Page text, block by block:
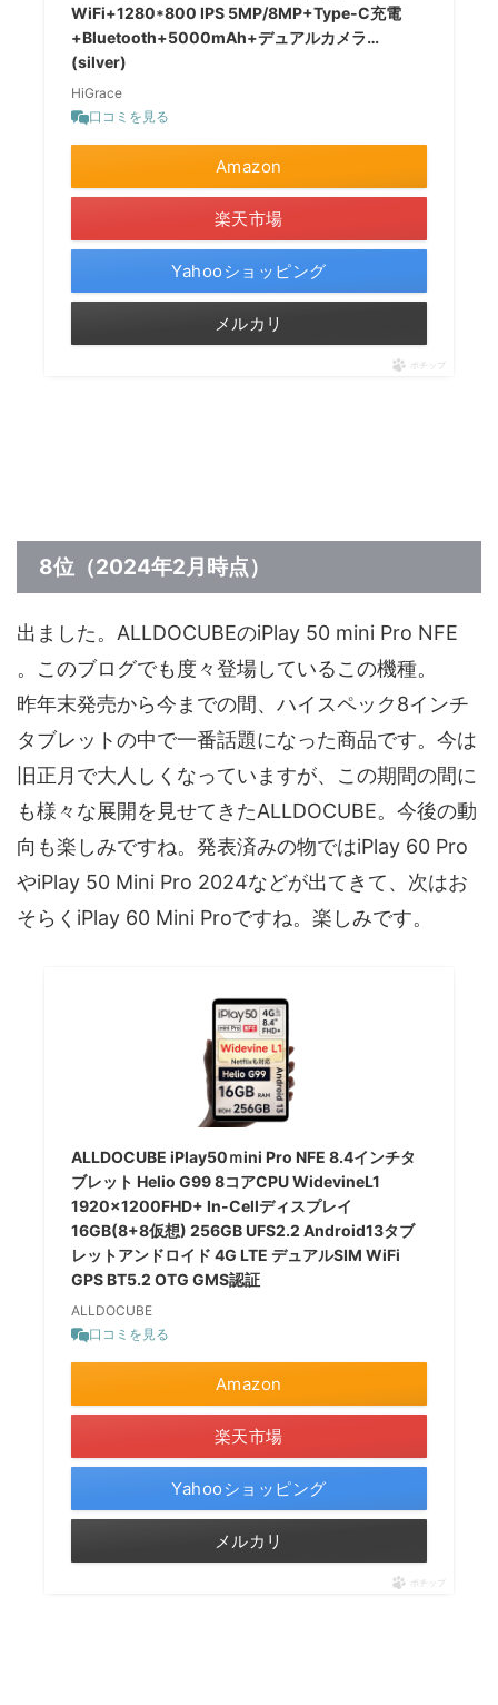
WiFi+1280*800 IPS 5MP/8MP+Type-C充電
+Bluetooth+5000mAh+デュアルカメラ…
(silver)
HiGrace
口コミを見る
Amazon
楽天市場
Yahooショッピング
メルカリ
ポチップ
8位（2024年2月時点）
出ました。ALLDOCUBEのiPlay 50 mini Pro NFE
。このブログでも度々登場しているこの機種。
昨年末発売から今までの間、ハイスペック8インチ
タブレットの中で一番話題になった商品です。今は
旧正月で大人しくなっていますが、この期間の間に
も様々な展開を見せてきたALLDOCUBE。今後の動
向も楽しみですね。発表済みの物ではiPlay 60 Pro
やiPlay 50 Mini Pro 2024などが出てきて、次はお
そらくiPlay 60 Mini Proですね。楽しみです。
ALLDOCUBE iPlay50ｍini Pro NFE 8.4インチタ
ブレット Helio G99 8コアCPU WidevineL1
1920×1200FHD+ In-Cellディスプレイ
16GB(8+8仮想) 256GB UFS2.2 Android13タブ
レットアンドロイド 4G LTE デュアルSIM WiFi
GPS BT5.2 OTG GMS認証
ALLDOCUBE
口コミを見る
Amazon
楽天市場
Yahooショッピング
メルカリ
ポチップ